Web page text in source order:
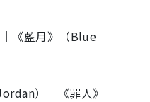
《藍月》（Blue
）｜《罪人》